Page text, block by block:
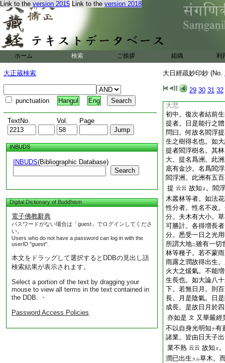
Link to the version 2015 Link to the version 2018
ホーム 検索 ご挨拶 組織 利
大正蔵検索
punctuation Hangul Eng
TextNo. Vol. Page
INBUDS
INBUDS(Bibliographic Database)
Search
Digital Dictionary of Buddhism
電子佛教辭典
パスワードがない場合は「guest」でログインしてくださ
い。
Users who do not have a password can log in with the
userID "guest".
本文をドラッグして選択するとDDBの見出し語
検索結果が表示されます。
Select a portion of the text by dragging your
mouse to view all terms in the text contained in
the DDB. ・
Password Access Policies
大日經疏妙印鈔 (No.
29 30 31 32
問曰。若然者應取
於世間之喩中。日
非分喩。況全喩耶
大菩提心之表示也
已上釋三異了
三從復次下。明釋
能成衆勢徳。二明
大照明徳
依口傳取之
大悲
初中。復次者結前
提者。日是能行之
問曰。何故名閻浮
生之樹得名也。如
提者閻浮樹名。其
大。提名爲洲。此
底有金沙。名爲閻
閻浮洲。此洲有五
提 云云 故知 ヌ 。閻
木叢林等者。如法
性分者。性名不改
分。夫木有大小。
可勝計。各得増長
分。悉受一日之光
所謂大地ニ雖有一切
林等種子。若不蒙
雨露之潤故得出生
火大之煖氣。不能
生長也。如大論八
下。若無日月。則
長。月是陰氣。日
成長。是故日月於
亦如是 文 又華嚴經
不以自身光明知テ有
諸業。皆由日天子
業不熟 云云 故知 ヌ
潤已出生 スル草木。